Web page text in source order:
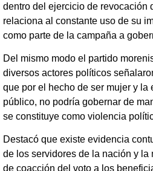
dentro del ejercicio de revocación
relaciona al constante uso de su
como parte de la campaña a
Del mismo modo el partido
diversos actores políticos
que por el hecho de ser mujer y la
público, no podría gobernar de
se constituye como violencia
Destacó que existe evidencia
de los servidores de la nación y
de coacción del voto a los